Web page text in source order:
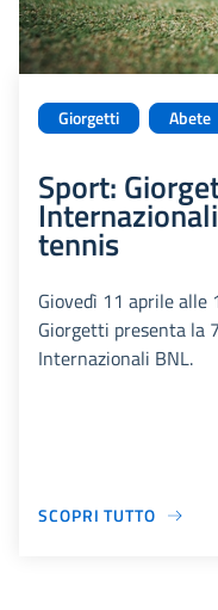
Giorgetti Abete
Sport:
tennis
Giovedì 11 aprile
Giorgetti presenta la
Internazionali BNL.
SCOPRI TUTTO